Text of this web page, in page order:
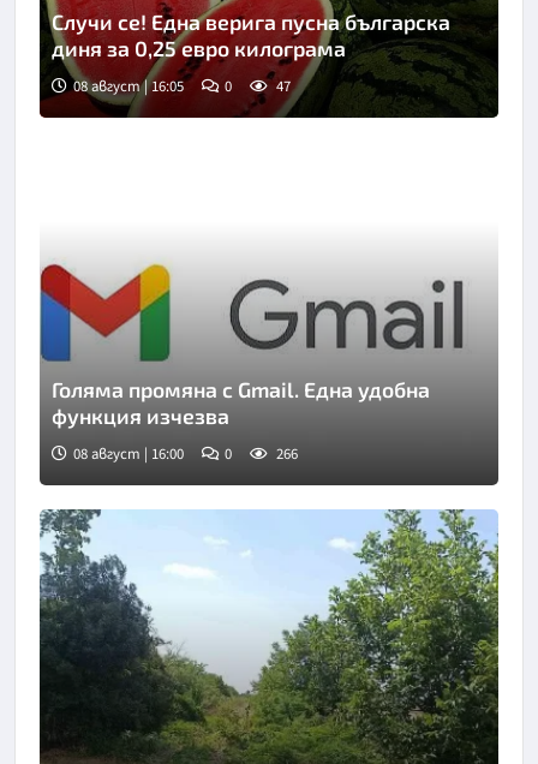
Случи се! Една верига пусна българска
диня за 0,25 евро килограма
08 август | 16:05 0 47
Голяма промяна с Gmail. Една удобна
функция изчезва
08 август | 16:00 0 266